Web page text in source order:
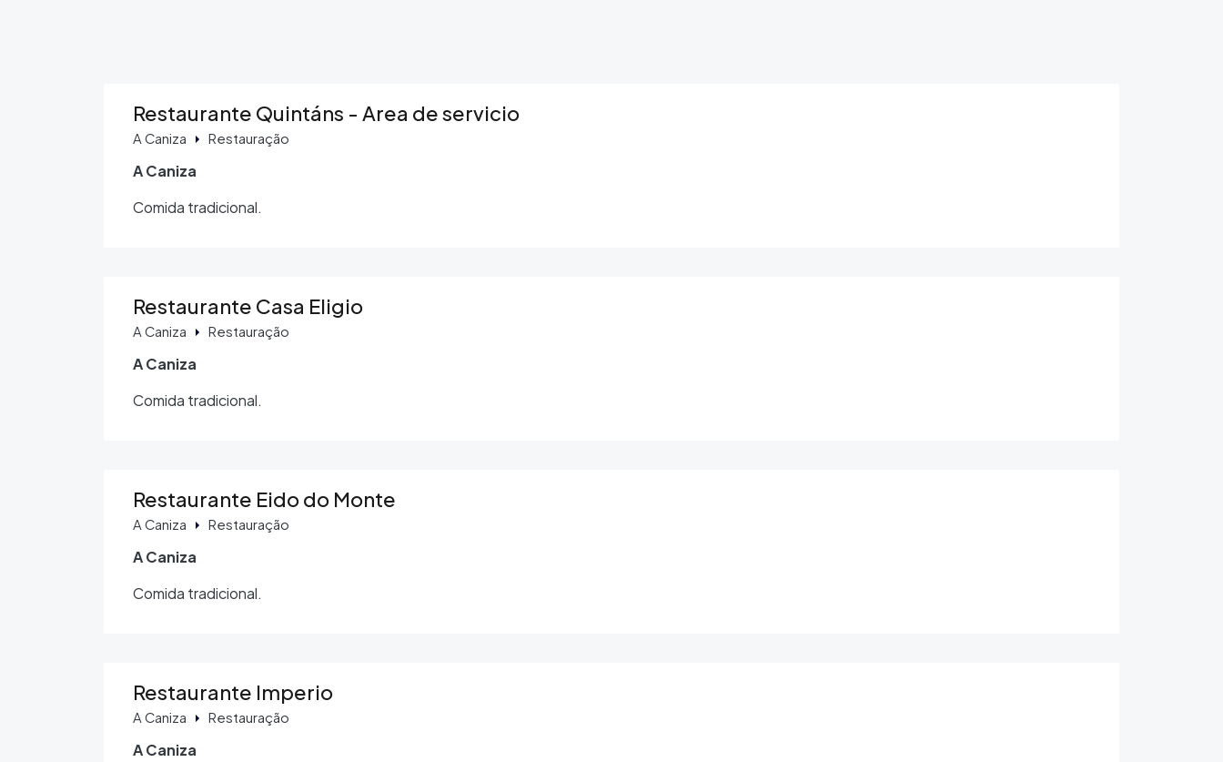
Restaurante Quintáns - Area de servicio
A Caniza Restauração
A Caniza
Comida tradicional.
Restaurante Casa Eligio
A Caniza Restauração
A Caniza
Comida tradicional.
Restaurante Eido do Monte
A Caniza Restauração
A Caniza
Comida tradicional.
Restaurante Imperio
A Caniza Restauração
A Caniza